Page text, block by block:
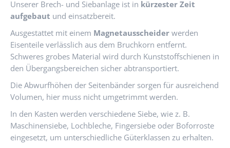
Unserer Brech- und Siebanlage ist in kürzester Zeit
aufgebaut und einsatzbereit.
Ausgestattet mit einem Magnetausscheider werden
Eisenteile verlässlich aus dem Bruchkorn entfernt.
Schweres grobes Material wird durch Kunststoffschienen in
den Übergangsbereichen sicher abtransportiert.
Die Abwurfhöhen der Seitenbänder sorgen für ausreichend
Volumen, hier muss nicht umgetrimmt werden.
In den Kasten werden verschiedene Siebe, wie z. B.
Maschinensiebe, Lochbleche, Fingersiebe oder Boforroste
eingesetzt, um unterschiedliche Güterklassen zu erhalten.